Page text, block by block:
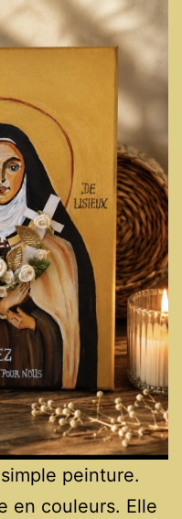
peinture.
en couleurs. Elle